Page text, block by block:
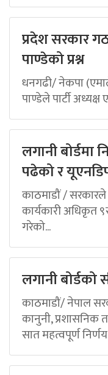
प्रदेश सरकार
पाण्डेको प्रश्न
धनगढी/ नेकपा
पाण्डेले पार्टी अध्यक्ष
लगानी बोर्डमा
पढेको र
काठमाडौं / सरकारले
कार्यकारी अधिकृत
गरेको...
लगानी बोर्डको
काठमाडौं/ नेपाल
कानुनी, प्रशासनिक
सात महत्वपूर्ण